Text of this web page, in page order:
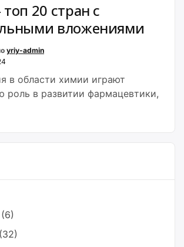
(6)
(32)
20 стран с
вложениями
yriy-admin
в области химии играют
роль в развитии фармацевтики,